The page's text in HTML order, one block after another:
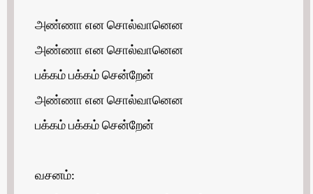
அண்ணா என சொல்வானென
அண்ணா என சொல்வானென
பக்கம் பக்கம் சென்றேன்
அண்ணா என சொல்வானென
பக்கம் பக்கம் சென்றேன்
வசனம்: